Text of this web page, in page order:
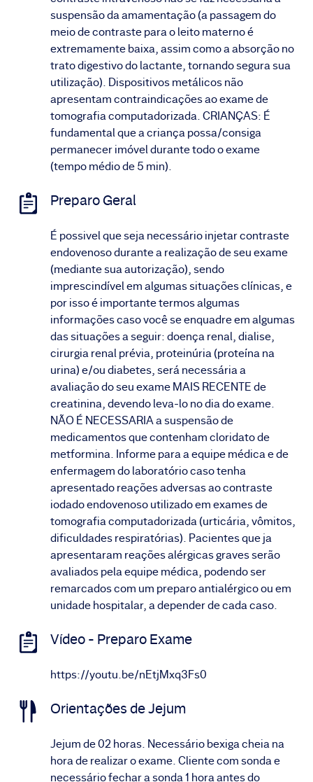
suspensão da amamentação (a passagem do
meio de contraste para o leito materno é
extremamente baixa, assim como a absorção no
trato digestivo do lactante, tornando segura sua
utilização). Dispositivos metálicos não
apresentam contraindicações ao exame de
tomografia computadorizada. CRIANÇAS: É
fundamental que a criança possa/consiga
permanecer imóvel durante todo o exame
(tempo médio de 5 min).
Preparo Geral
É possivel que seja necessário injetar contraste
endovenoso durante a realização de seu exame
(mediante sua autorização), sendo
imprescindível em algumas situações clínicas, e
por isso é importante termos algumas
informações caso você se enquadre em algumas
das situações a seguir: doença renal, dialise,
cirurgia renal prévia, proteinúria (proteína na
urina) e/ou diabetes, será necessária a
avaliação do seu exame MAIS RECENTE de
creatinina, devendo leva-lo no dia do exame.
NÃO É NECESSARIA a suspensão de
medicamentos que contenham cloridato de
metformina. Informe para a equipe médica e de
enfermagem do laboratório caso tenha
apresentado reações adversas ao contraste
iodado endovenoso utilizado em exames de
tomografia computadorizada (urticária, vômitos,
dificuldades respiratórias). Pacientes que ja
apresentaram reações alérgicas graves serão
avaliados pela equipe médica, podendo ser
remarcados com um preparo antialérgico ou em
unidade hospitalar, a depender de cada caso.
Vídeo - Preparo Exame
https://youtu.be/nEtjMxq3Fs0
Orientações de Jejum
Jejum de 02 horas. Necessário bexiga cheia na
hora de realizar o exame. Cliente com sonda e
necessário fechar a sonda 1 hora antes do